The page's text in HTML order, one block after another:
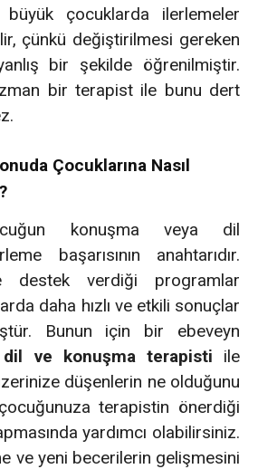
büyük çocuklarda ilerlemeler
çünkü değiştirilmesi gereken
bir şekilde öğrenilmiştir.
bir terapist ile bunu dert
Çocuklarına Nasıl
konuşma veya dil
başarısının anahtarıdır.
destek verdiği programlar
daha hızlı ve etkili sonuçlar
Bunun için bir ebeveyn
dil ve konuşma terapisti ile
düşenlerin ne olduğunu
terapistin önerdiği
yardımcı olabilirsiniz.
ve yeni becerilerin gelişmesini